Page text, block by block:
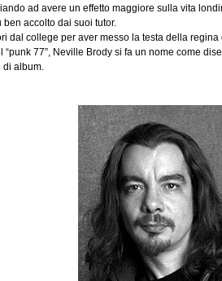
ad avere un effetto maggiore sulla vita
accolto dai suoi tutor.
dal college per aver messo la testa della
77”, Neville Brody si fa un nome come
di album.